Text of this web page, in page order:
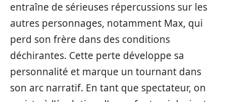
entraîne de sérieuses répercussions sur les
autres personnages, notamment Max, qui
perd son frère dans des conditions
déchirantes. Cette perte développe sa
personnalité et marque un tournant dans
son arc narratif. En tant que spectateur, on